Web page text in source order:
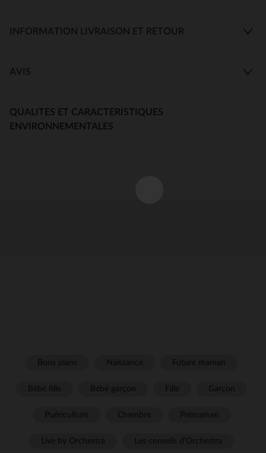
INFORMATION LIVRAISON ET RETOUR
AVIS
QUALITES ET CARACTERISTIQUES
ENVIRONNEMENTALES